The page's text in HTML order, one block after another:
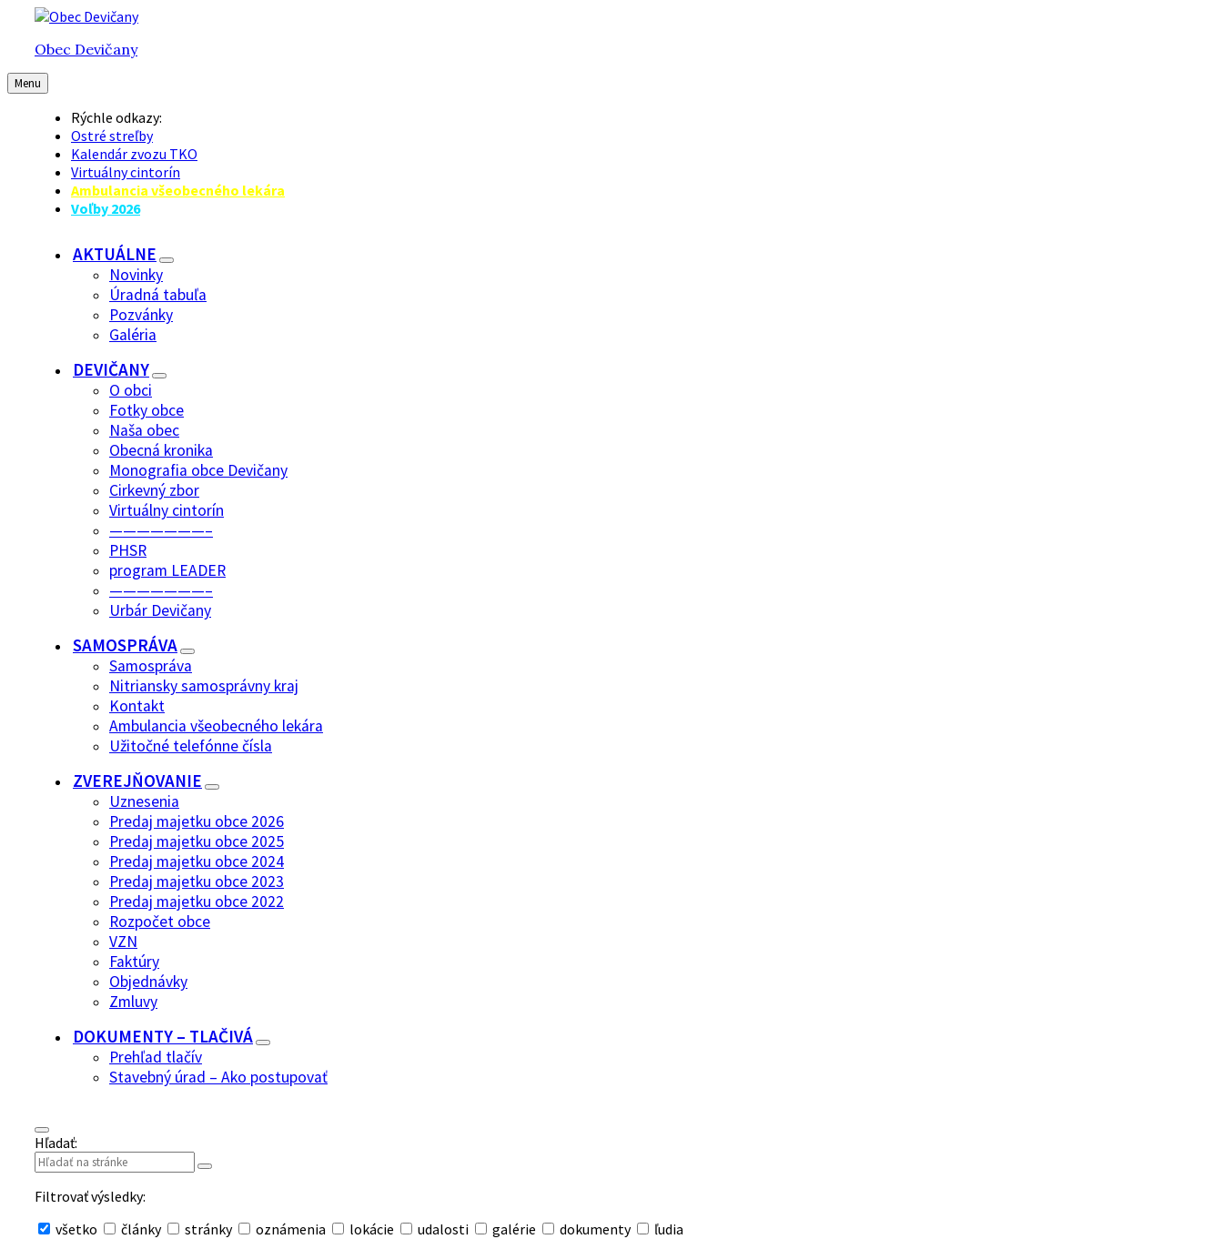
Preskočiť
obsah
Preskočiť
hlavnú
navigáciu
Preskočiť
pätičkuObec Devičany
Menu
Rýchle odkazy:
Ostré streľby
Kalendár zvozu TKO
Virtuálny cintorín
Ambulancia všeobecného lekára
Voľby 2026
AKTUÁLNE
Novinky
Úradná tabuľa
Pozvánky
Galéria
DEVIČANY
O obci
Fotky obce
Naša obec
Obecná kronika
Monografia obce Devičany
Cirkevný zbor
Virtuálny cintorín
———————–
PHSR
program LEADER
———————–
Urbár Devičany
SAMOSPRÁVA
Samospráva
Nitriansky samosprávny kraj
Kontakt
Ambulancia všeobecného lekára
Užitočné telefónne čísla
ZVEREJŇOVANIE
Uznesenia
Predaj majetku obce 2026
Predaj majetku obce 2025
Predaj majetku obce 2024
Predaj majetku obce 2023
Predaj majetku obce 2022
Rozpočet obce
VZN
Faktúry
Objednávky
Zmluvy
DOKUMENTY – TLAČIVÁ
Prehľad tlačív
Stavebný úrad – Ako postupovať
Hľadať:
Filtrovať výsledky:
všetko
články stránky oznámenia lokácie udalosti galérie dokumenty ľudia